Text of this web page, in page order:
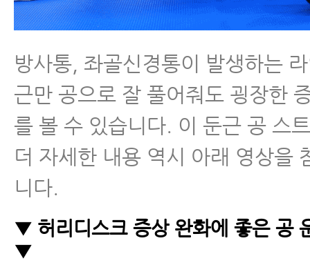
방사통, 좌골신경통이 발생하는
근만 공으로 잘 풀어줘도 굉장한
를 볼 수 있습니다. 이 둔근 공 스
더 자세한 내용 역시 아래 영상을
니다.
▼ 허리디스크 증상 완화에 좋은 공
▼